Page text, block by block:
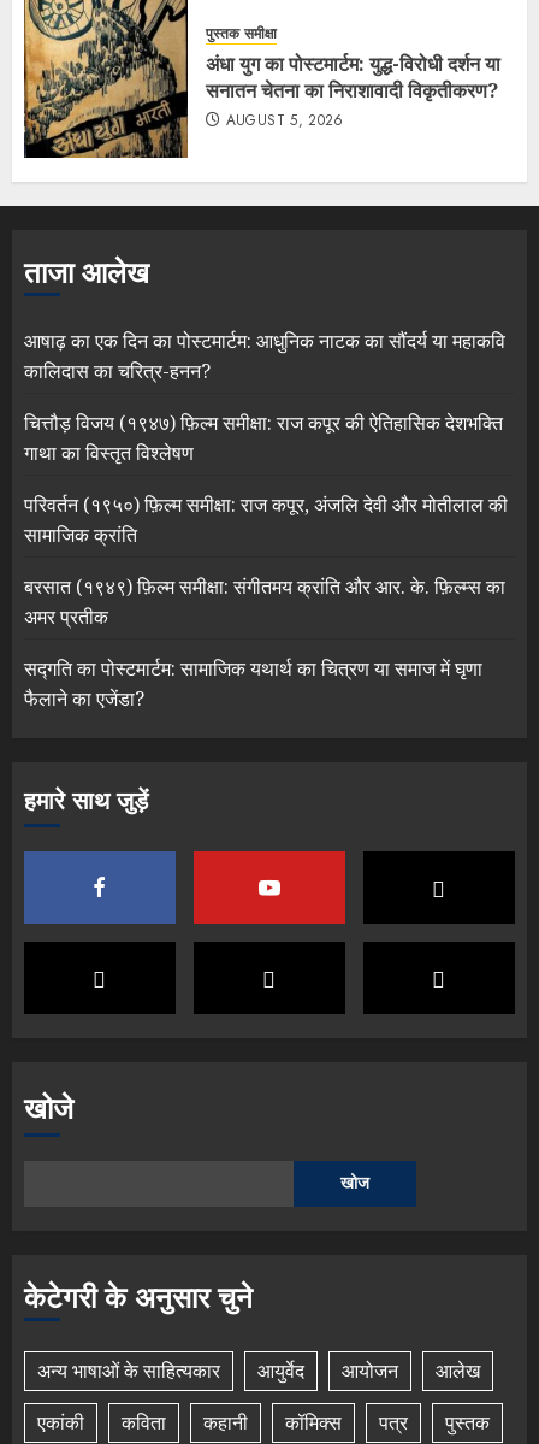
पुस्तक समीक्षा
अंधा युग का पोस्टमार्टम: युद्ध-विरोधी दर्शन या
सनातन चेतना का निराशावादी विकृतीकरण?
AUGUST 5, 2026
ताजा आलेख
आषाढ़ का एक दिन का पोस्टमार्टम: आधुनिक नाटक का सौंदर्य या महाकवि
कालिदास का चरित्र-हनन?
चित्तौड़ विजय (१९४७) फ़िल्म समीक्षा: राज कपूर की ऐतिहासिक देशभक्ति
गाथा का विस्तृत विश्लेषण
परिवर्तन (१९५०) फ़िल्म समीक्षा: राज कपूर, अंजलि देवी और मोतीलाल की
सामाजिक क्रांति
बरसात (१९४९) फ़िल्म समीक्षा: संगीतमय क्रांति और आर. के. फ़िल्म्स का
अमर प्रतीक
सद्गति का पोस्टमार्टम: सामाजिक यथार्थ का चित्रण या समाज में घृणा
फैलाने का एजेंडा?
हमारे साथ जुड़ें
खोजे
खोज
केटेगरी के अनुसार चुने
अन्य भाषाओं के साहित्यकार आयुर्वेद आयोजन
आलेख
एकांकी
कविता कहानी कॉमिक्स पत्र पुस्तक